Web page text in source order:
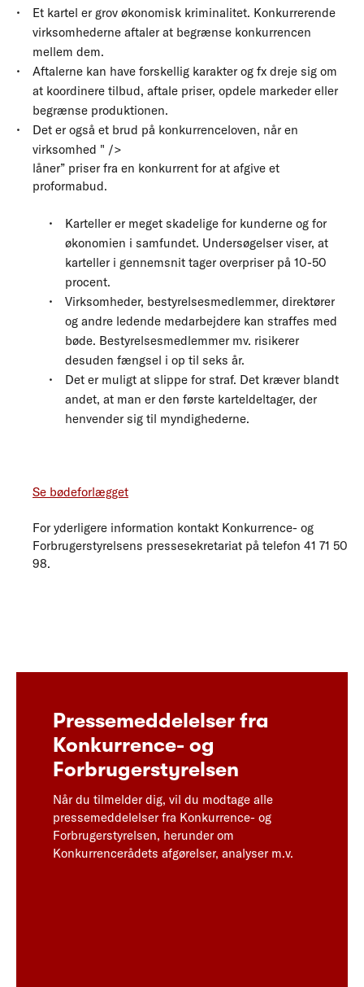
Et kartel er grov økonomisk kriminalitet. Konkurrerende
virksomhederne aftaler at begrænse konkurrencen
mellem dem.
Aftalerne kan have forskellig karakter og fx dreje sig om
at koordinere tilbud, aftale priser, opdele markeder eller
begrænse produktionen.
Det er også et brud på konkurrenceloven, når en
virksomhed " />
låner” priser fra en konkurrent for at afgive et
proformabud.
Karteller er meget skadelige for kunderne og for
økonomien i samfundet. Undersøgelser viser, at
karteller i gennemsnit tager overpriser på 10-50
procent.
Virksomheder, bestyrelsesmedlemmer, direktører
og andre ledende medarbejdere kan straffes med
bøde. Bestyrelsesmedlemmer mv. risikerer
desuden fængsel i op til seks år.
Det er muligt at slippe for straf. Det kræver blandt
andet, at man er den første karteldeltager, der
henvender sig til myndighederne.
Se bødeforlægget
For yderligere information kontakt Konkurrence- og
Forbrugerstyrelsens pressesekretariat på telefon 41 71 50
98.
Pressemeddelelser fra
Konkurrence- og
Forbrugerstyrelsen
Når du tilmelder dig, vil du modtage alle
pressemeddelelser fra Konkurrence- og
Forbrugerstyrelsen, herunder om
Konkurrencerådets afgørelser, analyser m.v.